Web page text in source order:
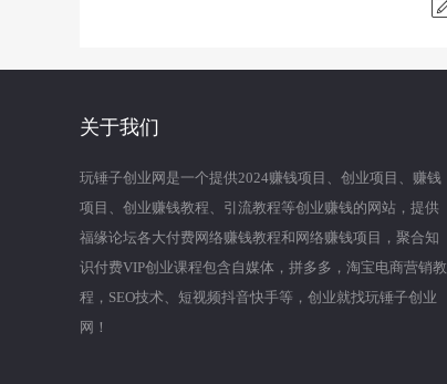
关于我们
玩锤子创业网是一个提供2024赚钱项目、创业项目、赚钱
项目、创业赚钱教程、引流教程等创业赚钱的网站，提供
福缘论坛各大付费网络赚钱教程和网络赚钱项目，聚合知
识付费VIP创业课程包含自媒体，拼多多，淘宝电商营销教
程，SEO技术、短视频抖音快手等，创业就找玩锤子创业
网！